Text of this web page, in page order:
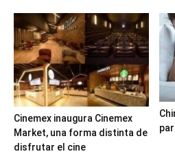
Cinemex inaugura Cinemex
Market, una forma distinta de
disfrutar el cine